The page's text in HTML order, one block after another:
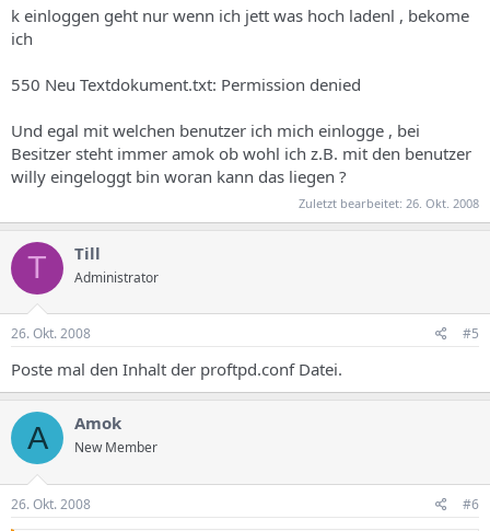
k einloggen geht nur wenn ich jett was hoch ladenl , bekome
ich
550 Neu Textdokument.txt: Permission denied
Und egal mit welchen benutzer ich mich einlogge , bei
Besitzer steht immer amok ob wohl ich z.B. mit den benutzer
willy eingeloggt bin woran kann das liegen ?
Zuletzt bearbeitet: 26. Okt. 2008
T Till
Administrator
26. Okt. 2008 #5
Poste mal den Inhalt der proftpd.conf Datei.
A Amok
New Member
26. Okt. 2008 #6